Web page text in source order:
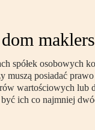
spółek osobowych
muszą posiadać
wartościowych lub
ich co najmniej